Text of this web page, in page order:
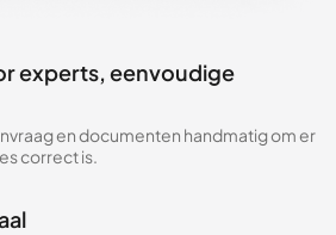
experts, eenvoudige
en documenten handmatig om er
correct is.